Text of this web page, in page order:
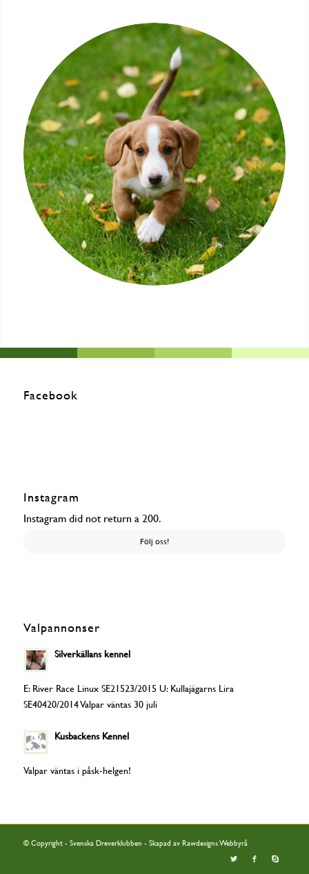
Facebook
Instagram
Instagram did not return a 200.
Följ oss!
Valpannonser
Silverkällans kennel
E: River Race Linux SE21523/2015 U: Kullajägarns Lira
SE40420/2014 Valpar väntas 30 juli
Kusbackens Kennel
Valpar väntas i påsk-helgen!
© Copyright - Svenska Dreverklubben - Skapad av Rawdesigns Webbyrå